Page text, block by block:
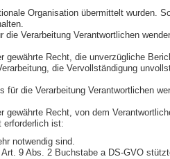
Organisation übermittelt wurden.
Verarbeitung Verantwortlichen
Recht, die unverzügliche
die Vervollständigung
die Verarbeitung Verantwortlichen
Recht, von dem
erforderlich ist:
notwendig sind.
9 Abs. 2 Buchstabe a DS-GVO